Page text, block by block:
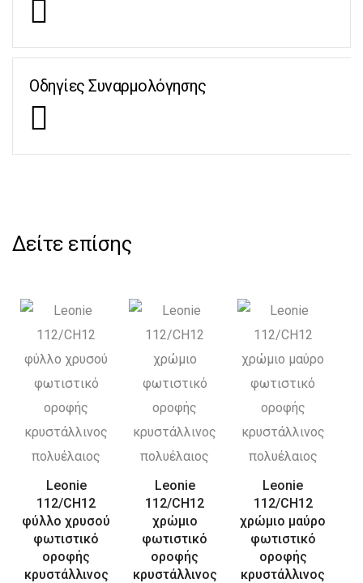
Οδηγίες Συναρμολόγησης
Δείτε επίσης
Leonie
112/CH12
φύλλο χρυσού
φωτιστικό
οροφής
κρυστάλλινος
Leonie
112/CH12
χρώμιο
φωτιστικό
οροφής
κρυστάλλινος
Leonie
112/CH12
χρώμιο μαύρο
φωτιστικό
οροφής
κρυστάλλινος